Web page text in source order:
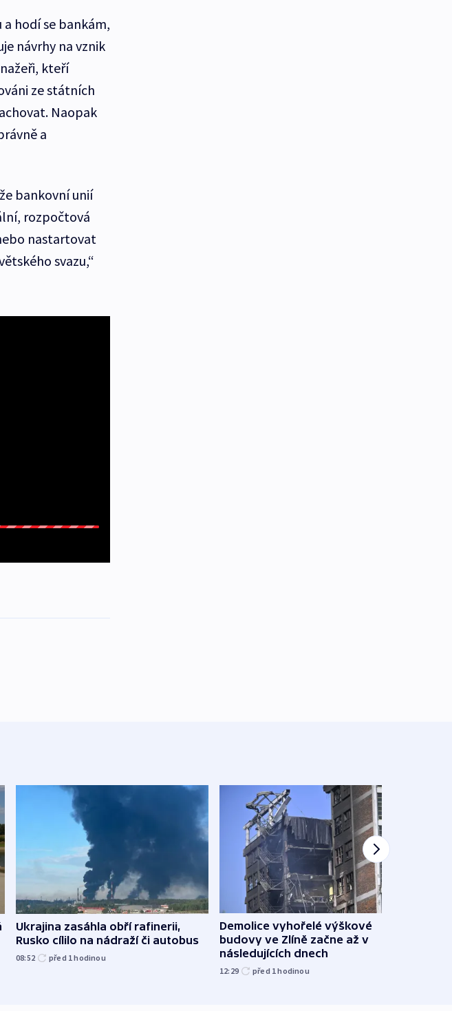
hodí se bankám,
návrhy na vznik
kteří
ze státních
Naopak
a
bankovní unií
rozpočtová
nastartovat
svazu,“
Ukrajina zasáhla obří rafinerii,
Rusko cílilo na nádraží či autobus
08:52 před 1hodinou
Demolice vyhořelé výškové
budovy ve Zlíně začne až v
následujících dnech
12:29 před 1hodinou